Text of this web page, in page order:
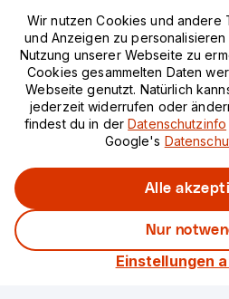
neue fische
Ressourcen
Kurse
Impressum
©2026
Wir nutzen Cookies und andere
und Anzeigen zu
Nutzung unserer Webseite zu
Cookies gesammelten Daten
Webseite genutzt. Natürlich
jederzeit widerrufen oder
findest du in derDatenschutzinfo
Google's
Alle
Nur
Einstellungen